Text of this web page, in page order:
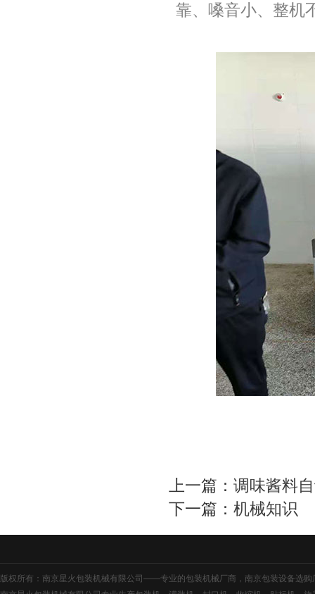
靠、嗓音小、整机
上一篇： 调味酱料
下一篇： 机械知识
版权所有：南京星火包装机械有限公司——专业的包装机械厂商 ， 南京包装设备选购